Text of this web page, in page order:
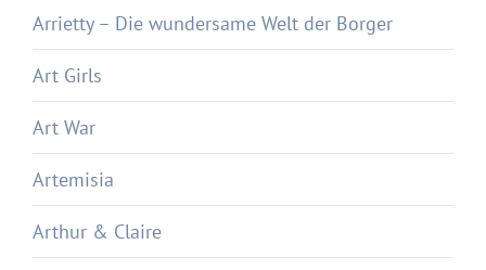
Arrietty – Die wundersame Welt der Borger
Art Girls
Art War
Artemisia
Arthur & Claire